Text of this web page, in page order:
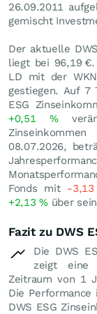
26.09.2011
gemischt
Der aktuelle
liegt bei 96,19 €.
LD mit der
gestiegen. Auf 7
ESG
+0,51 %
08.07.2026,
Fonds mit -
+2,13%über
Fazit zu DWS
Die DWS
zeigt eine
Zeitraum von 1
Die
DWS ESG